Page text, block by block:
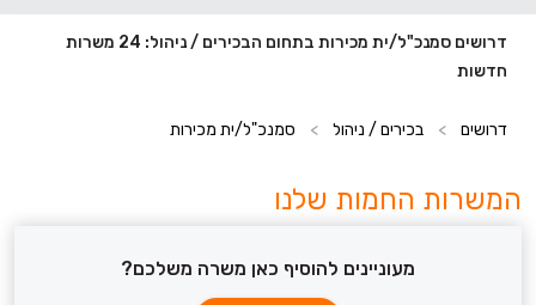
דרושים סמנכ"ל/ית מכירות בתחום הבכירים / ניהול: 24 משרות
חדשות
דרושים > בכירים / ניהול > סמנכ"ל/ית מכירות
המשרות החמות שלנו
מעוניינים להוסיף כאן משרה משלכם?